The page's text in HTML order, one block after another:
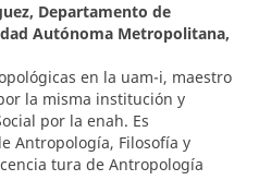
Departamento de
Autónoma Metropolitana,
en la uam-i, maestro
la misma institución y
por la enah. Es
Antropología, Filosofía y
tura de Antropología